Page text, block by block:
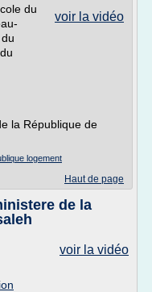
voir la vidéo
du
la République de
logement
Haut de page
de la
voir la vidéo